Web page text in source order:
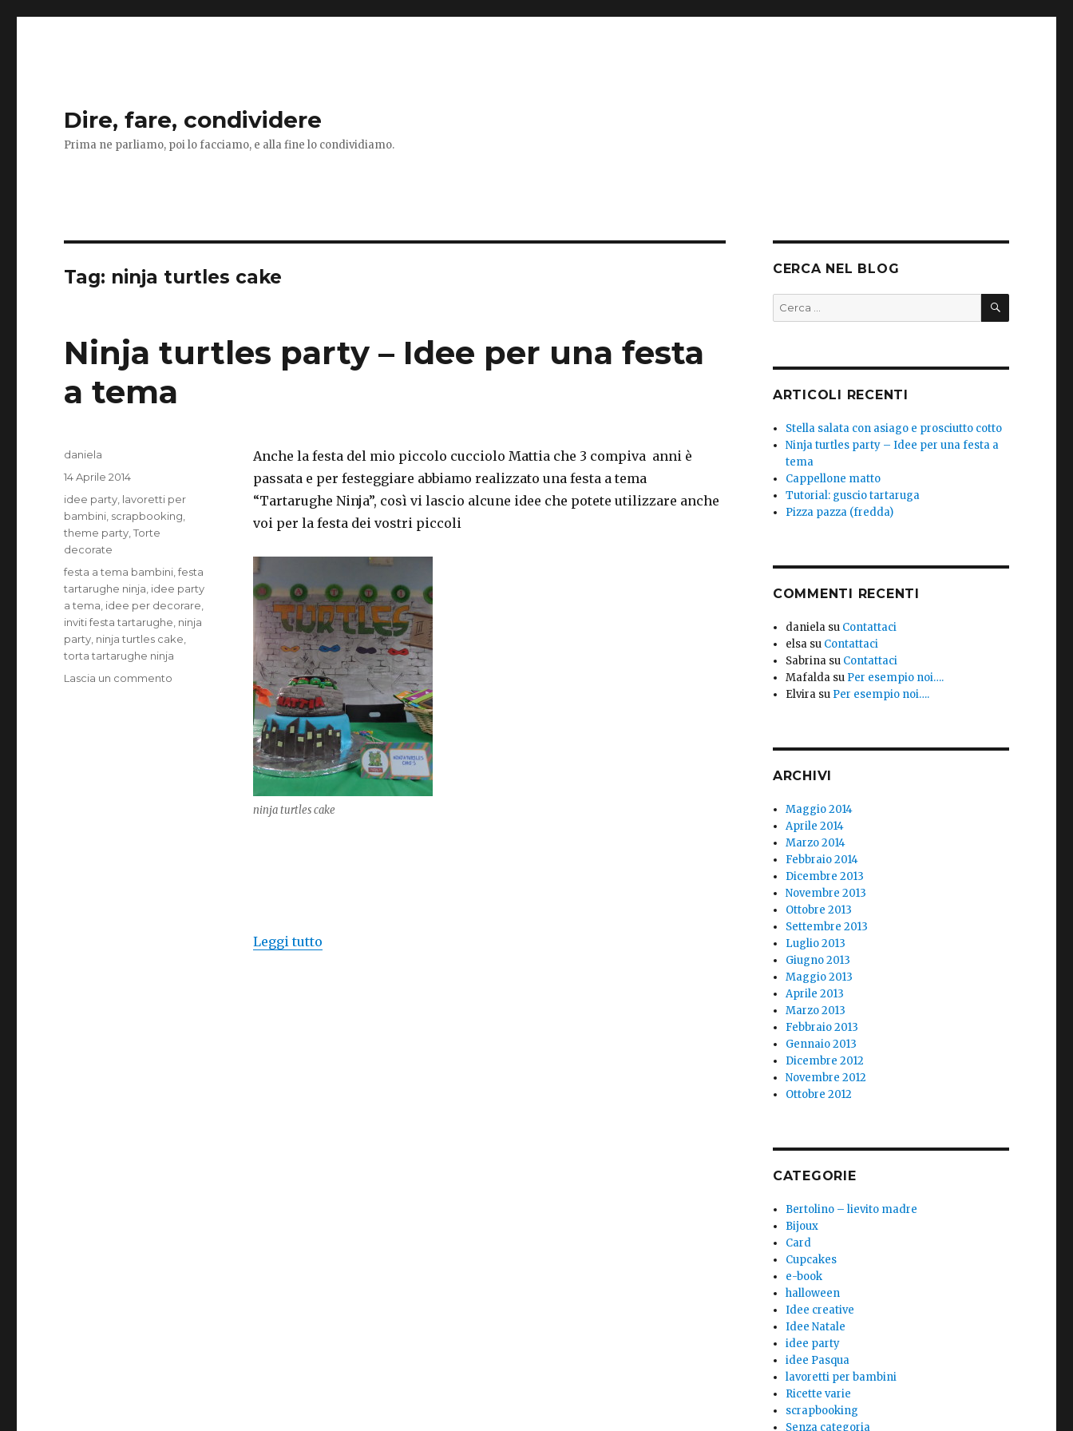
Dire, fare, condividere
Prima ne parliamo, poi lo facciamo, e alla fine lo condividiamo.
Tag: ninja turtles cake
Ninja turtles party – Idee per una festa
a tema
Anche la festa del mio piccolo cucciolo Mattia che 3 compiva anni è
passata e per festeggiare abbiamo realizzato una festa a tema
“Tartarughe Ninja”, così vi lascio alcune idee che potete utilizzare anche
voi per la festa dei vostri piccoli
ninja turtles cake
Leggi tutto“Ninja turtles party – Idee per una festa a tema”
Autore
daniela
Pubblicato
il
14 Aprile 2014
Categorie
idee party lavoretti per
bambini scrapbooking
theme party ,Torte
decorate
Tag
festa a tema bambini ,festa
tartarughe ninja idee party
a tema idee per decorare
inviti festa tartarughe ninja
party ninja turtles cake
torta tartarughe ninja
Lascia un commento
CERCA NEL BLOG
Cerca: CERCA
ARTICOLI RECENTI
Stella salata con asiago e prosciutto cotto
Ninja turtles party – Idee per una festa a
tema
Cappellone matto
Tutorial: guscio tartaruga
Pizza pazza (fredda)
COMMENTI RECENTI
daniela su Contattaci
elsa su Contattaci
Sabrina su Contattaci
Mafalda su Per esempio noi….
Elvira su Per esempio noi….
ARCHIVI
Maggio 2014
Aprile 2014
Marzo 2014
Febbraio 2014
Dicembre 2013
Novembre 2013
Ottobre 2013
Settembre 2013
Luglio 2013
Giugno 2013
Maggio 2013
Aprile 2013
Marzo 2013
Febbraio 2013
Gennaio 2013
Dicembre 2012
Novembre 2012
Ottobre 2012
CATEGORIE
Bertolino – lievito madre
Bijoux
Card
Cupcakes
e-book
halloween
Idee creative
Idee Natale
idee party
idee Pasqua
lavoretti per bambini
Ricette varie
scrapbooking
Senza categoria